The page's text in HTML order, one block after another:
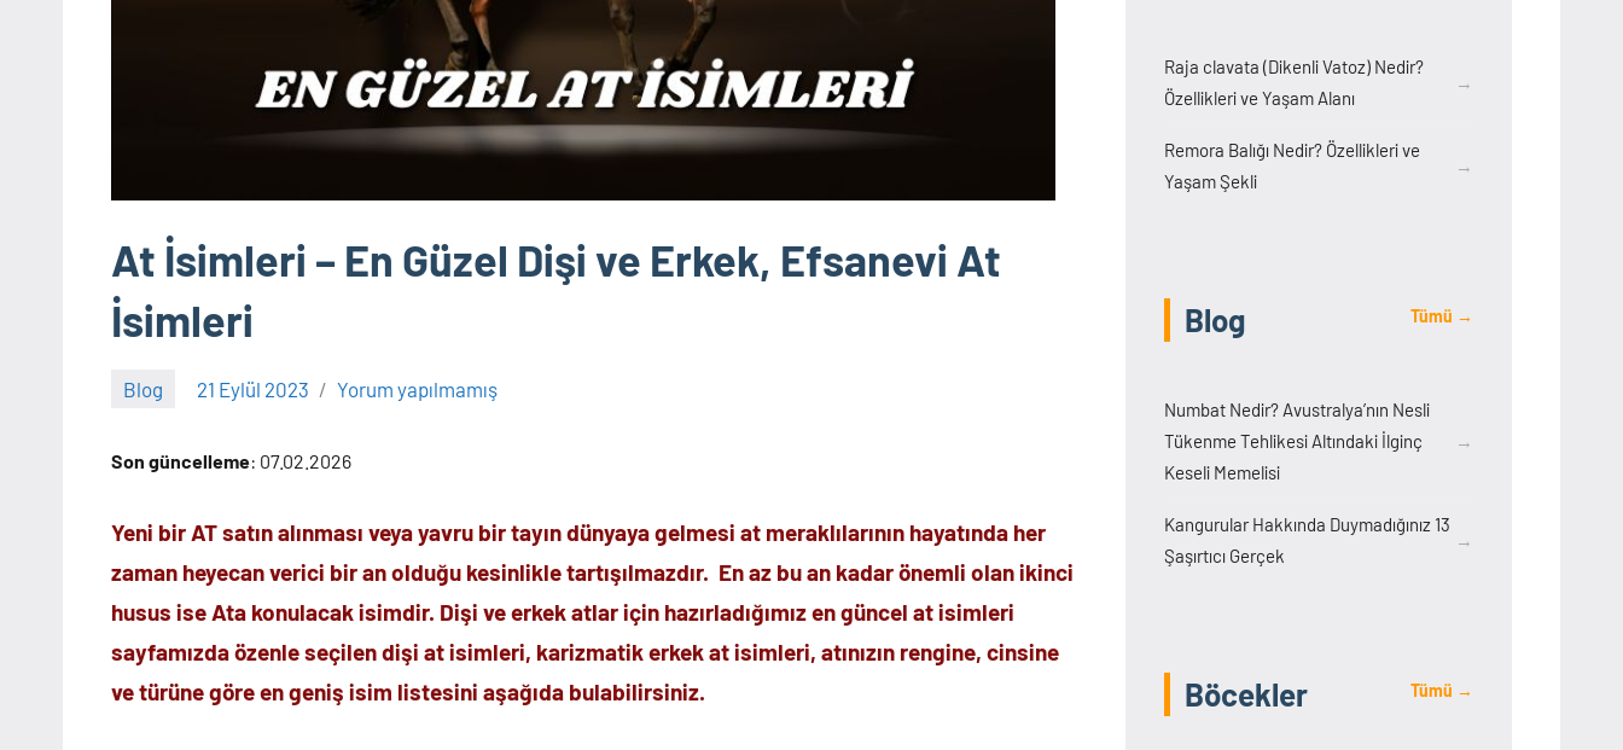
At İsimleri – En Güzel Dişi ve Erkek, Efsanevi At
İsimleri
Blog 21 Eylül 2023
Adem
Yorum yapılmamış
Son güncelleme: 07.02.2026
Yeni bir AT satın alınması veya yavru bir tayın dünyaya gelmesi at meraklılarının hayatında her
zaman heyecan verici bir an olduğu kesinlikle tartışılmazdır. En az bu an kadar önemli olan ikinci
husus ise Ata konulacak isimdir. Dişi ve erkek atlar için hazırladığımız en güncel at isimleri
sayfamızda özenle seçilen dişi at isimleri, karizmatik erkek at isimleri, atınızın rengine, cinsine
ve türüne göre en geniş isim listesini aşağıda bulabilirsiniz.
Raja clavata (Dikenli Vatoz) Nedir?
Özellikleri ve Yaşam Alanı
→
Remora Balığı Nedir? Özellikleri ve
Yaşam Şekli
→
Blog Tümü →
Numbat Nedir? Avustralya’nın Nesli
Tükenme Tehlikesi Altındaki İlginç
Keseli Memelisi
→
Kangurular Hakkında Duymadığınız 13
Şaşırtıcı Gerçek
→
Böcekler Tümü →